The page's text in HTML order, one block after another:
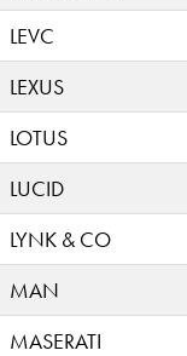
LEVC
LEXUS
LOTUS
LUCID
LYNK & CO
MAN
MASERATI